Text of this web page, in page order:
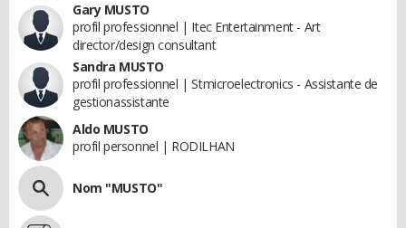
Gary MUSTO
profil professionnel | Itec Entertainment - Art
director/design consultant
Sandra MUSTO
profil professionnel | Stmicroelectronics - Assistante de
gestionassistante
Aldo MUSTO
profil personnel | RODILHAN
Nom "MUSTO"